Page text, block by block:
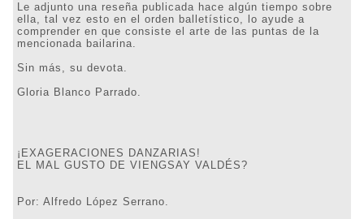
Le adjunto una reseña publicada hace algún tiempo sobre
ella, tal vez esto en el orden balletístico, lo ayude a
comprender en que consiste el arte de las puntas de la
mencionada bailarina.
Sin más, su devota.
Gloria Blanco Parrado.
¡EXAGERACIONES DANZARIAS!
EL MAL GUSTO DE VIENGSAY VALDÉS?
Por: Alfredo López Serrano.